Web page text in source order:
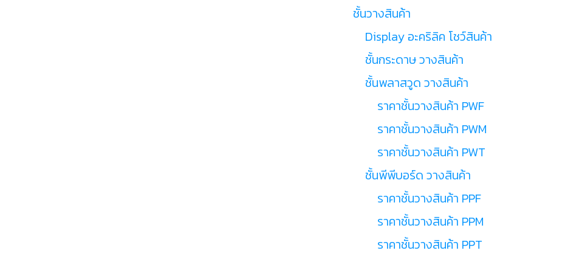
ชั้นวางสินค้า
Display อะคริลิค โชว์สินค้า
ชั้นกระดาษ วางสินค้า
ชั้นพลาสวูด วางสินค้า
ราคาชั้นวางสินค้า PWF
ราคาชั้นวางสินค้า PWM
ราคาชั้นวางสินค้า PWT
ชั้นพีพีบอร์ด วางสินค้า
ราคาชั้นวางสินค้า PPF
ราคาชั้นวางสินค้า PPM
ราคาชั้นวางสินค้า PPT